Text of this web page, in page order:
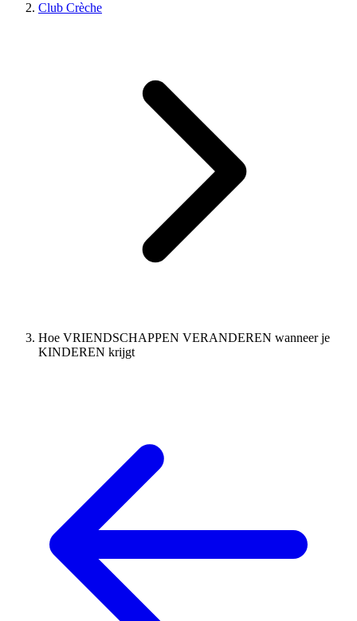
Club Crèche
Hoe VRIENDSCHAPPEN VERANDEREN wanneer je
KINDEREN krijgt